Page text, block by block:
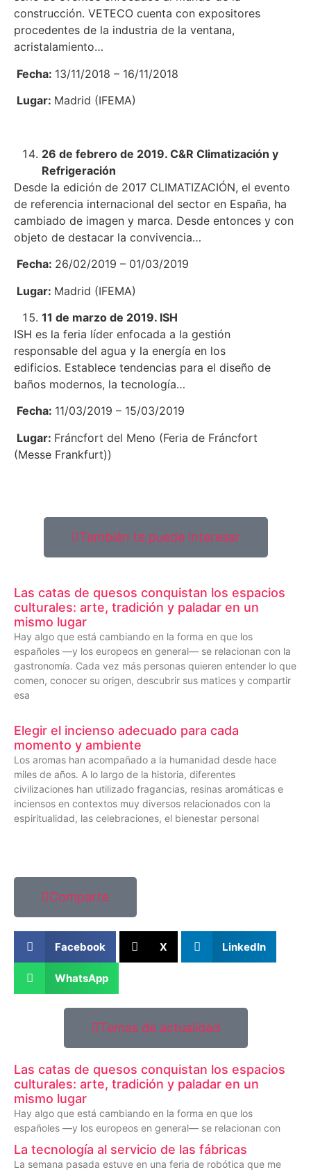
construcción. VETECO cuenta con expositores
procedentes de la industria de la ventana,
acristalamiento…
Fecha: 13/11/2018 – 16/11/2018
Lugar: Madrid (IFEMA)
26 de febrero de 2019. C&R Climatización y
Refrigeración
Desde la edición de 2017 CLIMATIZACIÓN, el evento
de referencia internacional del sector en España, ha
cambiado de imagen y marca. Desde entonces y con
objeto de destacar la convivencia…
Fecha: 26/02/2019 – 01/03/2019
Lugar: Madrid (IFEMA)
11 de marzo de 2019. ISH
ISH es la feria líder enfocada a la gestión
responsable del agua y la energía en los
edificios. Establece tendencias para el diseño de
baños modernos, la tecnología…
Fecha: 11/03/2019 – 15/03/2019
Lugar: Fráncfort del Meno (Feria de Fráncfort
(Messe Frankfurt))
También te puede interesar
Las catas de quesos conquistan los espacios
culturales: arte, tradición y paladar en un
mismo lugar
Hay algo que está cambiando en la forma en que los
españoles —y los europeos en general— se relacionan con la
gastronomía. Cada vez más personas quieren entender lo que
comen, conocer su origen, descubrir sus matices y compartir
esa
Elegir el incienso adecuado para cada
momento y ambiente
Los aromas han acompañado a la humanidad desde hace
miles de años. A lo largo de la historia, diferentes
civilizaciones han utilizado fragancias, resinas aromáticas e
inciensos en contextos muy diversos relacionados con la
espiritualidad, las celebraciones, el bienestar personal
Comparte
Facebook X LinkedIn
WhatsApp
Temas de actualidad
Las catas de quesos conquistan los espacios
culturales: arte, tradición y paladar en un
mismo lugar
Hay algo que está cambiando en la forma en que los
españoles —y los europeos en general— se relacionan con
La tecnología al servicio de las fábricas
La semana pasada estuve en una feria de robótica que me